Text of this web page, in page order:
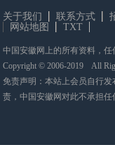
关于我们 联系方式
网站地图
TXT
中国安徽网上的所有资料，
Copyright © 2006-2019 All
免责声明：本站上会员自行
责，中国安徽网对此不承担任